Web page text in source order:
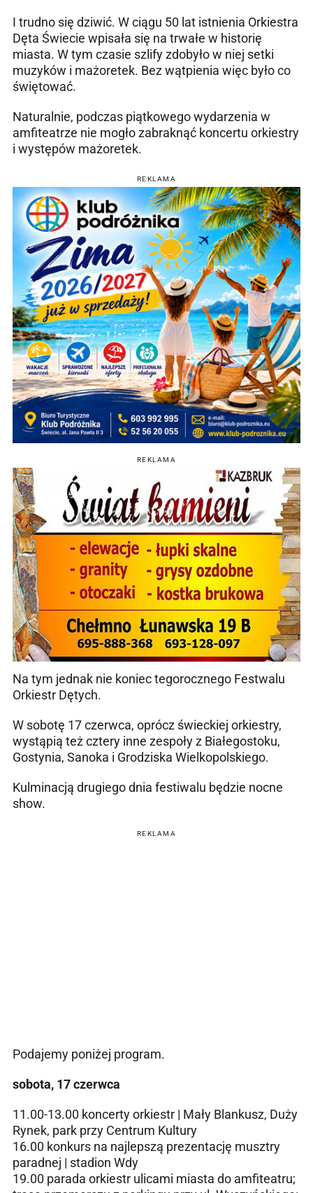
I trudno się dziwić. W ciągu 50 lat istnienia Orkiestra
Dęta Świecie wpisała się na trwałe w historię
miasta. W tym czasie szlify zdobyło w niej setki
muzyków i mażoretek. Bez wątpienia więc było co
świętować.
Naturalnie, podczas piątkowego wydarzenia w
amfiteatrze nie mogło zabraknąć koncertu orkiestry
i występów mażoretek.
REKLAMA
REKLAMA
Na tym jednak nie koniec tegorocznego Festwalu
Orkiestr Dętych.
W sobotę 17 czerwca, oprócz świeckiej orkiestry,
wystąpią też cztery inne zespoły z Białegostoku,
Gostynia, Sanoka i Grodziska Wielkopolskiego.
Kulminacją drugiego dnia festiwalu będzie nocne
show.
REKLAMA
Podajemy poniżej program.
sobota, 17 czerwca
11.00-13.00 koncerty orkiestr | Mały Blankusz, Duży
Rynek, park przy Centrum Kultury
16.00 konkurs na najlepszą prezentację musztry
paradnej | stadion Wdy
19.00 parada orkiestr ulicami miasta do amfiteatru;